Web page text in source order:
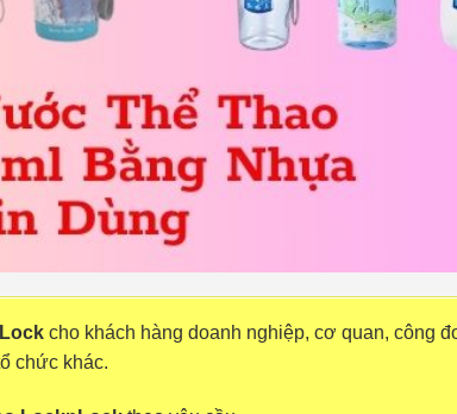
cho khách hàng doanh nghiệp, cơ quan, công
chức khác.